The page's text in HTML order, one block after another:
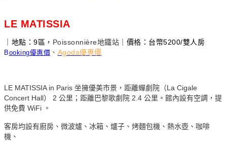
LE MATISSIA
｜地點：9區， Poissonnière地鐵站 ｜價格：台幣5200/雙人房
Booking優惠價 、 Agoda優惠價
LE MATISSIA in Paris 坐擁優美市景，距離蟬劇院（La Cigale
Concert Hall） 2 公里；距離巴黎歌劇院 2.4 公里。館內設有空調，提
供免費 WiFi 。
客房均設有廚房、微波爐、冰箱、爐子、烤麵包機、熱水壺、咖啡
機、